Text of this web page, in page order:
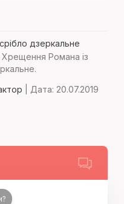
дзеркальне
Романа із
Дата: 20.07.2019